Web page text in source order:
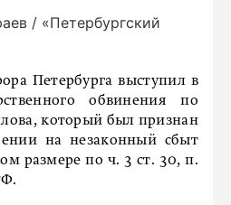
/ «Петербургский
Петербурга выступил в
обвинения по
который был признан
на незаконный сбыт
размере по ч. 3 ст. 30, п.